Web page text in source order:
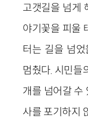
고갯길을 넘게
야기꽃을 피울
터는 길을 넘
멈췄다. 시민들
개를 넘어갈 수
사를 포기하지